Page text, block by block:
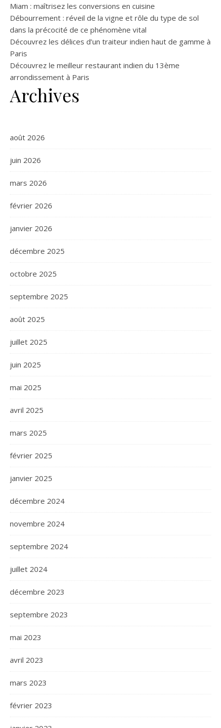
Miam : maîtrisez les conversions en cuisine
Débourrement : réveil de la vigne et rôle du type de sol
dans la précocité de ce phénomène vital
Découvrez les délices d’un traiteur indien haut de gamme à
Paris
Découvrez le meilleur restaurant indien du 13ème
arrondissement à Paris
Archives
août 2026
juin 2026
mars 2026
février 2026
janvier 2026
décembre 2025
octobre 2025
septembre 2025
août 2025
juillet 2025
juin 2025
mai 2025
avril 2025
mars 2025
février 2025
janvier 2025
décembre 2024
novembre 2024
septembre 2024
juillet 2024
décembre 2023
septembre 2023
mai 2023
avril 2023
mars 2023
février 2023